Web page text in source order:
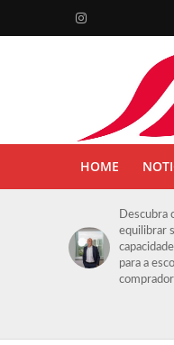
HOME
Descubra
equilibrar
para a
comprador